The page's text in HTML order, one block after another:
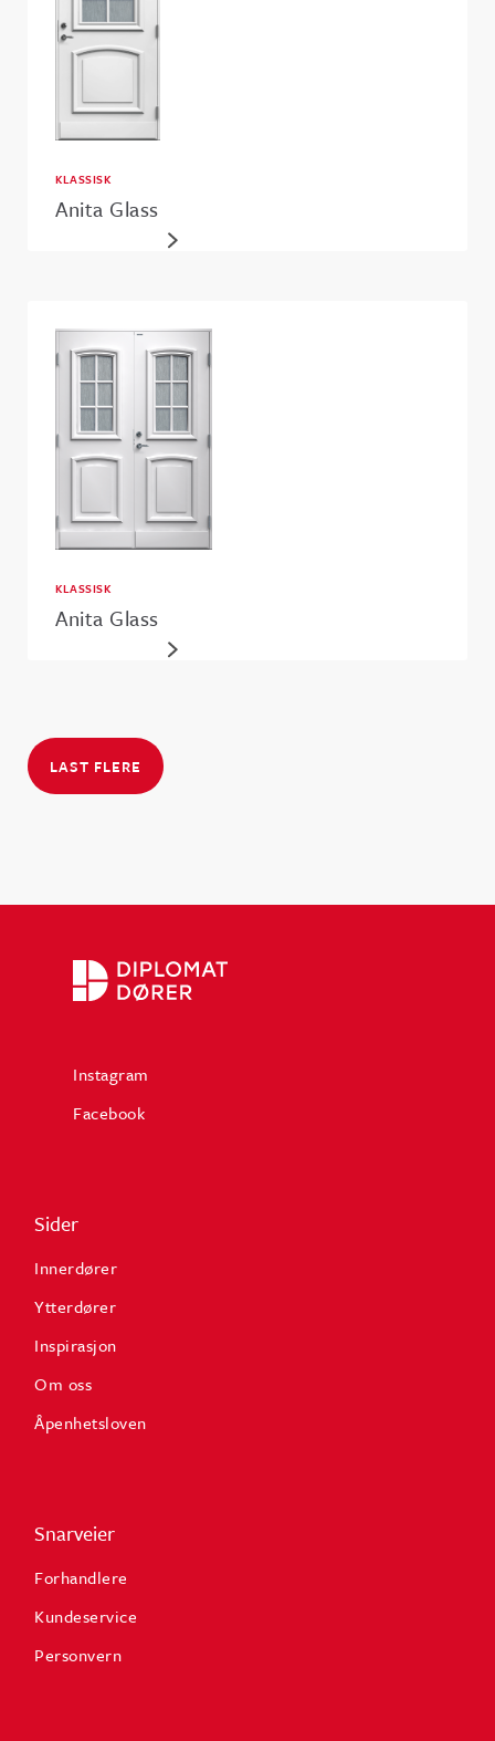
KLASSISK
Anita Glass
KLASSISK
Anita Glass
LAST FLERE
Instagram
Facebook
Sider
Innerdører
Ytterdører
Inspirasjon
Om oss
Åpenhetsloven
Snarveier
Forhandlere
Kundeservice
Personvern